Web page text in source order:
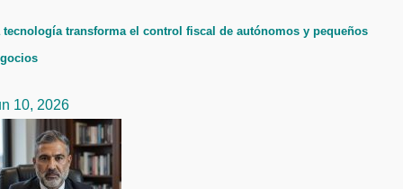
tecnología transforma el control fiscal de autónomos y pequeños
10, 2026